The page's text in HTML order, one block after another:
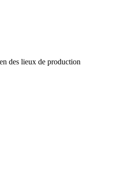
des lieux de production